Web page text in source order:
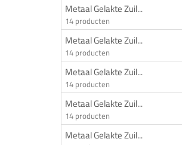
Metaal Gelakte Zuil...
14 producten
Metaal Gelakte Zuil...
14 producten
Metaal Gelakte Zuil...
14 producten
Metaal Gelakte Zuil...
14 producten
Metaal Gelakte Zuil...